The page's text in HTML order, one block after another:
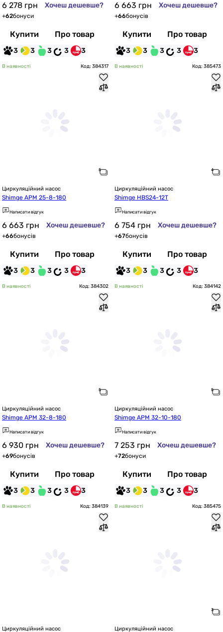
6 278 грн Хочеш дешевше?
+62бонуси
Купити Про товар
3 3 3 3 3
6 663 грн Хочеш дешевше?
+66бонусів
Купити Про товар
3 3 3 3 3
В наявності Код: 384317
Циркуляційний насос
Shimge APM 25-8-180
Написати відгук
6 663 грн Хочеш дешевше?
+66бонусів
Купити Про товар
3 3 3 3 3
В наявності Код: 385473
Циркуляційний насос
Shimge HBS24-12T
Написати відгук
6 754 грн Хочеш дешевше?
+67бонусів
Купити Про товар
3 3 3 3 3
В наявності Код: 384302
Циркуляційний насос
Shimge APM 32-8-180
Написати відгук
6 930 грн Хочеш дешевше?
+69бонусів
Купити Про товар
3 3 3 3 3
В наявності Код: 384142
Циркуляційний насос
Shimge APM 32-10-180
Написати відгук
7 253 грн Хочеш дешевше?
+72бонуси
Купити Про товар
3 3 3 3 3
В наявності Код: 384139
Циркуляційний насос
В наявності Код: 385475
Циркуляційний насос